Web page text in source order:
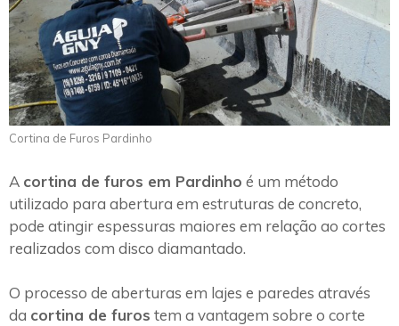
Cortina de Furos Pardinho
A cortina de furos em Pardinho é um método
utilizado para abertura em estruturas de concreto,
pode atingir espessuras maiores em relação ao cortes
realizados com disco diamantado.
O processo de aberturas em lajes e paredes através
da cortina de furos tem a vantagem sobre o corte